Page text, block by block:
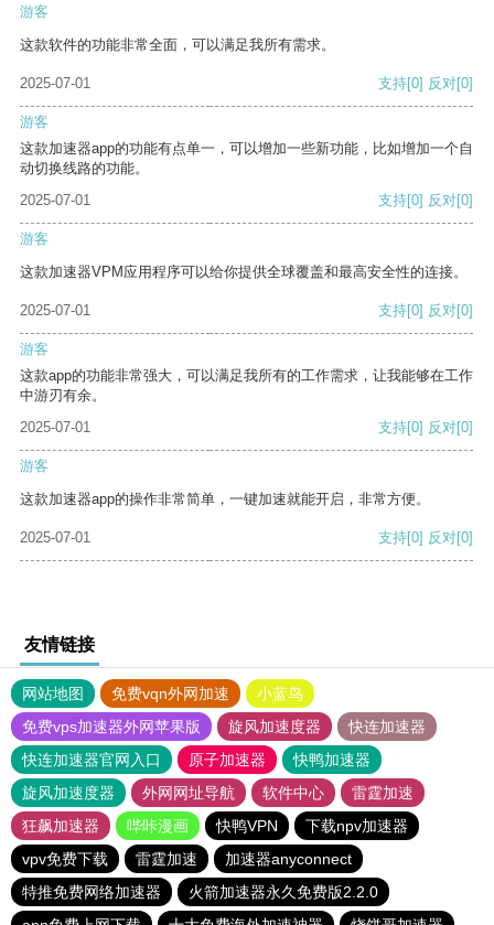
游客
这款软件的功能非常全面，可以满足我所有需求。
2025-07-01 支持[0] 反对[0]
游客
这款加速器app的功能有点单一，可以增加一些新功能，比如增加一个自
动切换线路的功能。
2025-07-01
支持[0] 反对[0]
游客
这款加速器VPM应用程序可以给你提供全球覆盖和最高安全性的连接。
2025-07-01 支持[0] 反对[0]
游客
这款app的功能非常强大，可以满足我所有的工作需求，让我能够在工作
中游刃有余。
2025-07-01
支持[0] 反对[0]
游客
这款加速器app的操作非常简单，一键加速就能开启，非常方便。
2025-07-01 支持[0] 反对[0]
友情链接
网站地图 免费vqn外网加速
小蓝鸟
免费vps加速器外网苹果版
旋风加速度器
快连加速器
快连加速器官网入口
原子加速器
快鸭加速器
旋风加速度器
外网网址导航 软件中心
雷霆加速
狂飙加速器
哔咔漫画 快鸭VPN
下载npv加速器
vpv免费下载
雷霆加速
加速器anyconnect
特推免费网络加速器
火箭加速器永久免费版2.2.0